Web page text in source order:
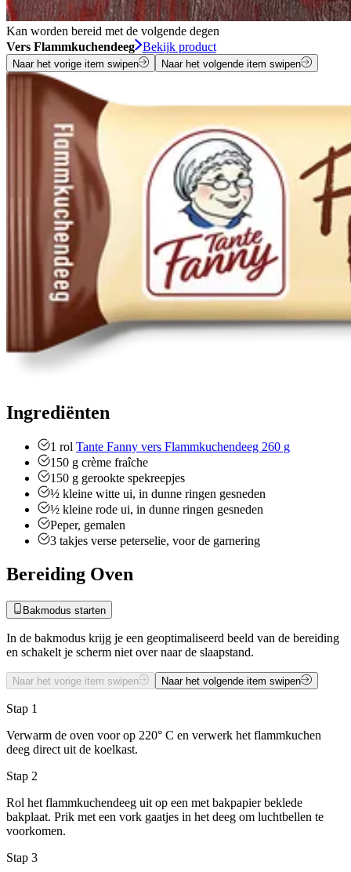
Kan worden bereid met de volgende degen
Vers Flammkuchendeeg Bekijk product
Naar het vorige item swipen Naar het volgende item swipen
Ingrediënten
1 rol Tante Fanny vers Flammkuchendeeg 260 g
150 g crème fraîche
150 g gerookte spekreepjes
½ kleine witte ui, in dunne ringen gesneden
½ kleine rode ui, in dunne ringen gesneden
Peper, gemalen
3 takjes verse peterselie, voor de garnering
Bereiding Oven
Bakmodus starten
In de bakmodus krijg je een geoptimaliseerd beeld van de bereiding
en schakelt je scherm niet over naar de slaapstand.
Naar het vorige item swipen Naar het volgende item swipen
Stap 1
Verwarm de oven voor op 220° C en verwerk het flammkuchen
deeg direct uit de koelkast.
Stap 2
Rol het flammkuchendeeg uit op een met bakpapier beklede
bakplaat. Prik met een vork gaatjes in het deeg om luchtbellen te
voorkomen.
Stap 3